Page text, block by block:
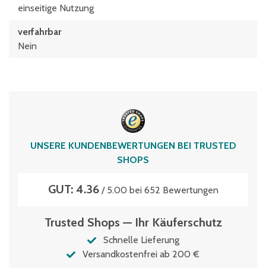
einseitige Nutzung
verfahrbar
Nein
UNSERE KUNDENBEWERTUNGEN BEI TRUSTED
SHOPS
GUT: 4.36/ 5.00 bei 652 Bewertungen
Trusted Shops — Ihr Käuferschutz
Schnelle Lieferung
Versandkostenfrei ab 200 €